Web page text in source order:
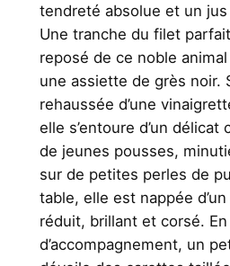
tendreté absolue et un
Une tranche du filet
reposé de ce noble
une assiette de grès noir.
rehaussée d’une
elle s’entoure d’un
de jeunes pousses,
sur de petites perles de
table, elle est nappée
réduit, brillant et corsé.
d’accompagnement, un